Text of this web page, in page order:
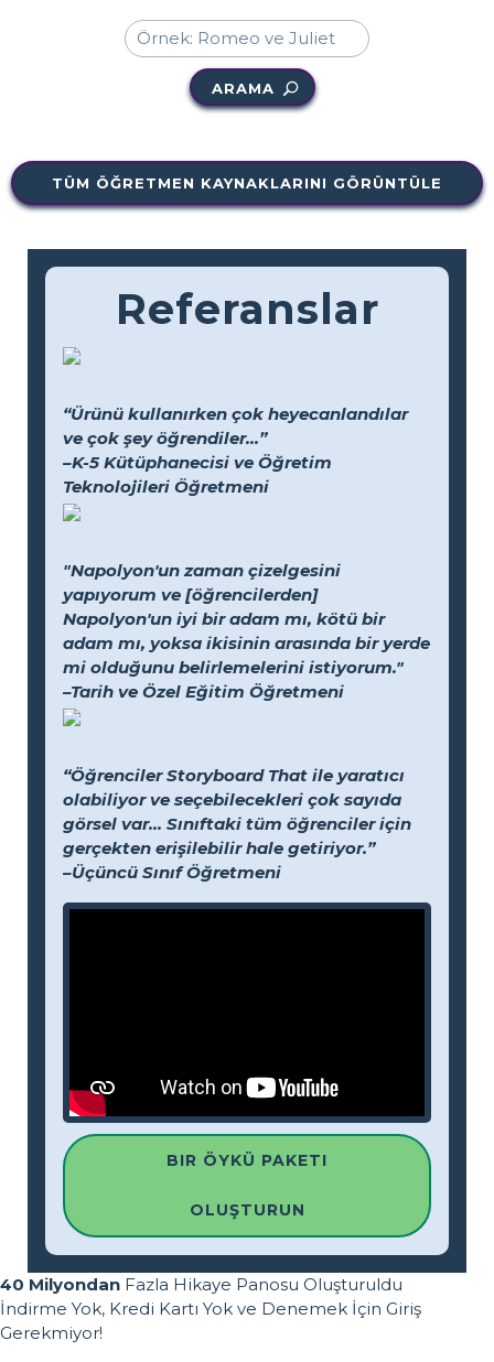
ARAMA
TÜM ÖĞRETMEN KAYNAKLARINI GÖRÜNTÜLE
Referanslar
“Ürünü kullanırken çok heyecanlandılar
ve çok şey öğrendiler...”
–K-5 Kütüphanecisi ve Öğretim
Teknolojileri Öğretmeni
"Napolyon'un zaman çizelgesini
yapıyorum ve [öğrencilerden]
Napolyon'un iyi bir adam mı, kötü bir
adam mı, yoksa ikisinin arasında bir yerde
mi olduğunu belirlemelerini istiyorum."
–Tarih ve Özel Eğitim Öğretmeni
“Öğrenciler Storyboard That ile yaratıcı
olabiliyor ve seçebilecekleri çok sayıda
görsel var... Sınıftaki tüm öğrenciler için
gerçekten erişilebilir hale getiriyor.”
–Üçüncü Sınıf Öğretmeni
BIR ÖYKÜ PAKETI
OLUŞTURUN
40 Milyondan Fazla Hikaye Panosu Oluşturuldu
İndirme Yok, Kredi Kartı Yok ve Denemek İçin Giriş
Gerekmiyor!